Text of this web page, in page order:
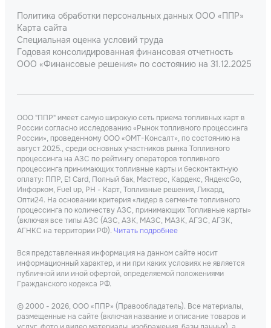
Политика обработки персональных данных ООО «ППР»
Карта сайта
Специальная оценка условий труда
Годовая консолидированная финансовая отчетность
ООО «Финансовые решения» по состоянию на 31.12.2025
ООО "ППР" имеет самую широкую сеть приема топливных карт в
России согласно исследованию «Рынок топливного процессинга
России», проведенному ООО «ОМТ-Консалт», по состоянию на
август 2025., среди основных участников рынка Топливного
процессинга на АЗС по рейтингу операторов топливного
процессинга принимающих топливные карты и бесконтактную
оплату: ППР, Е1 Card, Полный бак, Мастерс, Кардекс, ЯндексGo,
Инфорком, Fuel up, РН - Карт, Топливные решения, Ликард,
Опти24. На основании критерия «лидер в сегменте топливного
процессинга по количеству АЗС, принимающих Топливные карты»
(включая все типы АЗС (АЗС, АЗК, МАЗС, МАЗК, АГЗС, АГЗК,
АГНКС на территории РФ). Читать подробнее
Вся представленная информация на данном сайте носит
информационный характер, и ни при каких условиях не является
публичной или иной офертой, определяемой положениями
Гражданского кодекса РФ.
© 2000 - 2026, ООО «ППР» (Правообладатель). Все материалы,
размещенные на сайте (включая название и описание товаров и